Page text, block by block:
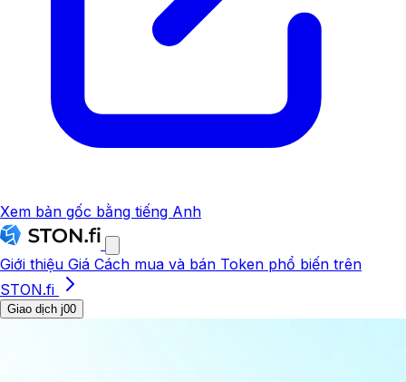
Xem bản gốc bằng tiếng Anh
Giới thiệu Giá Cách mua và bán Token phổ biến trên
STON.fi
Giao dịch j00